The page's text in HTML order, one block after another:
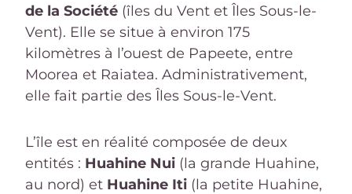
de la Société (îles du Vent et Îles Sous-le-
Vent). Elle se situe à environ 175
kilomètres à l’ouest de Papeete, entre
Moorea et Raiatea. Administrativement,
elle fait partie des Îles Sous-le-Vent.
L’île est en réalité composée de deux
entités : Huahine Nui (la grande Huahine,
au nord) et Huahine Iti (la petite Huahine,